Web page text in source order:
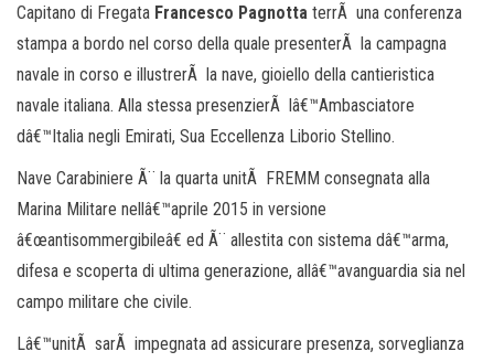
Capitano di Fregata Francesco Pagnotta terrÃ una conferenza
stampa a bordo nel corso della quale presenterÃ la campagna
navale in corso e illustrerÃ la nave, gioiello della cantieristica
navale italiana. Alla stessa presenzierÃ lâ€™Ambasciatore
dâ€™Italia negli Emirati, Sua Eccellenza Liborio Stellino.
Nave Carabiniere Ã¨ la quarta unitÃ FREMM consegnata alla
Marina Militare nellâ€™aprile 2015 in versione
â€œantisommergibileâ€ ed Ã¨ allestita con sistema dâ€™arma,
difesa e scoperta di ultima generazione, allâ€™avanguardia sia nel
campo militare che civile.
Lâ€™unitÃ sarÃ impegnata ad assicurare presenza, sorveglianza